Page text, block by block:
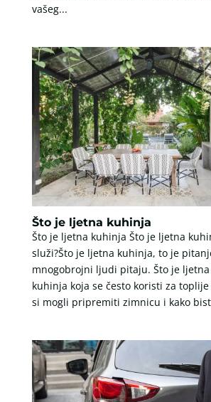
vašeg...
Što je ljetna kuhinja
Što je ljetna kuhinja Što je ljetna
služi?Što je ljetna kuhinja, to je
mnogobrojni ljudi pitaju. Što je
kuhinja koja se često koristi za
si mogli pripremiti zimnicu i kako